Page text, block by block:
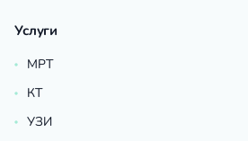
Услуги
МРТ
КТ
УЗИ